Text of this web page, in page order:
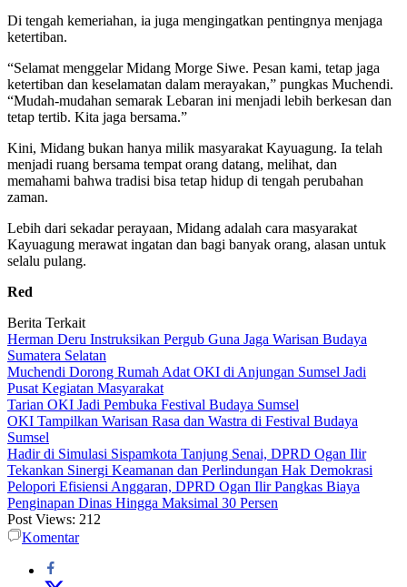
Di tengah kemeriahan, ia juga mengingatkan pentingnya menjaga
ketertiban.
“Selamat menggelar Midang Morge Siwe. Pesan kami, tetap jaga
ketertiban dan keselamatan dalam merayakan,” pungkas Muchendi.
“Mudah-mudahan semarak Lebaran ini menjadi lebih berkesan dan
tetap tertib. Kita jaga bersama.”
Kini, Midang bukan hanya milik masyarakat Kayuagung. Ia telah
menjadi ruang bersama tempat orang datang, melihat, dan
memahami bahwa tradisi bisa tetap hidup di tengah perubahan
zaman.
Lebih dari sekadar perayaan, Midang adalah cara masyarakat
Kayuagung merawat ingatan dan bagi banyak orang, alasan untuk
selalu pulang.
Red
Berita Terkait
Herman Deru Instruksikan Pergub Guna Jaga Warisan Budaya
Sumatera Selatan
Muchendi Dorong Rumah Adat OKI di Anjungan Sumsel Jadi
Pusat Kegiatan Masyarakat
Tarian OKI Jadi Pembuka Festival Budaya Sumsel
OKI Tampilkan Warisan Rasa dan Wastra di Festival Budaya
Sumsel
Hadir di Simulasi Sispamkota Tanjung Senai, DPRD Ogan Ilir
Tekankan Sinergi Keamanan dan Perlindungan Hak Demokrasi
Pelopori Efisiensi Anggaran, DPRD Ogan Ilir Pangkas Biaya
Penginapan Dinas Hingga Maksimal 30 Persen
Post Views: 212
Komentar